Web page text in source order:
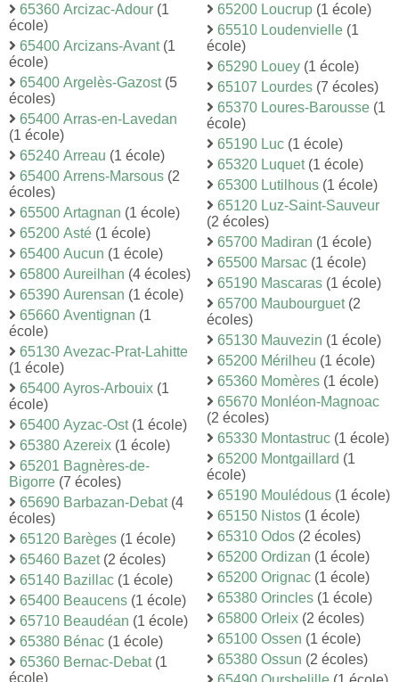
65360 Arcizac-Adour (1
école)
65400 Arcizans-Avant(1
école)
65400 Argelès-Gazost(5
écoles)
65400 Arras-en-Lavedan
(1 école)
65240 Arreau (1 école)
65400 Arrens-Marsous (2
écoles)
65500 Artagnan (1 école)
65200 Asté (1 école)
65400 Aucun (1 école)
65800 Aureilhan (4 écoles)
65390 Aurensan (1 école)
65660 Aventignan (1
école)
65130 Avezac-Prat-Lahitte
(1 école)
65400 Ayros-Arbouix (1
école)
65400 Ayzac-Ost(1 école)
65380 Azereix (1 école)
65201 Bagnères-de-
Bigorre (7 écoles)
65690 Barbazan-Debat(4
écoles)
65120 Barèges (1 école)
65460 Bazet(2 écoles)
65140 Bazillac (1 école)
65400 Beaucens (1 école)
65710 Beaudéan (1 école)
65380 Bénac (1 école)
65360 Bernac-Debat(1
école)
65200 Loucrup (1 école)
65510 Loudenvielle (1
école)
65290 Louey (1 école)
65107 Lourdes (7 écoles)
65370 Loures-Barousse (1
école)
65190 Luc (1 école)
65320 Luquet(1 école)
65300 Lutilhous (1 école)
65120 Luz-Saint-Sauveur
(2 écoles)
65700 Madiran (1 école)
65500 Marsac (1 école)
65190 Mascaras (1 école)
65700 Maubourguet(2
écoles)
65130 Mauvezin (1 école)
65200 Mérilheu (1 école)
65360 Momères (1 école)
65670 Monléon-Magnoac
(2 écoles)
65330 Montastruc (1 école)
65200 Montgaillard (1
école)
65190 Moulédous (1 école)
65150 Nistos (1 école)
65310 Odos (2 écoles)
65200 Ordizan (1 école)
65200 Orignac (1 école)
65380 Orincles (1 école)
65800 Orleix (2 écoles)
65100 Ossen (1 école)
65380 Ossun (2 écoles)